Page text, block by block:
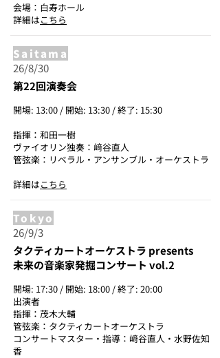
会場：白寿ホール
詳細はこちら
Saitama
26/8/30
第22回演奏会
開場: 13:00 / 開始: 13:30 / 終了: 15:30
指揮：和田一樹
ヴァイオリン独奏：﨑谷直人
管弦楽：リベラル・アンサンブル・オーケストラ
詳細はこちら
Tokyo
26/9/3
タクティカートオーケストラ presents
未来の音楽家発掘コンサート vol.2
開場: 17:30 / 開始: 18:00 / 終了: 20:00
出演者
指揮：茂木大輔
管弦楽：タクティカートオーケストラ
コンサートマスター・指導：﨑谷直人・水野佐知
香